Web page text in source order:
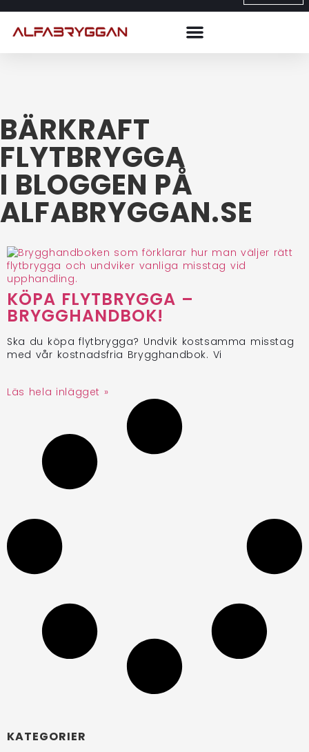
BÄRKRAFT
FLYTBRYGGA
I BLOGGEN PÅ
ALFABRYGGAN.SE
KÖPA FLYTBRYGGA –
BRYGGHANDBOK!
Ska du köpa flytbrygga? Undvik kostsamma misstag
med vår kostnadsfria Brygghandbok. Vi
Läs hela inlägget »
KATEGORIER